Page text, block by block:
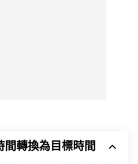
間轉換為目標時間